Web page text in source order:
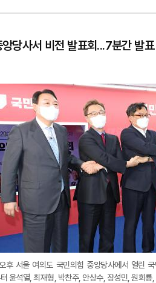
당사서 비전 발표회...7분간 발표
후 서울 여의도 국민의힘 중앙당사에서 열린
윤석열, 최재형, 박찬주, 안상수, 장성민, 원희